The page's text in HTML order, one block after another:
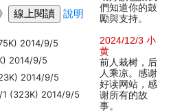
說明
2014/9/5
2014/9/5
2014/9/5
1 (323K) 2014/9/5
們知道你的鼓
勵與支持。
2024/12/3 小
黄
前人栽树，后
人乘凉。感谢
好读网站，感
谢所有的故
事。